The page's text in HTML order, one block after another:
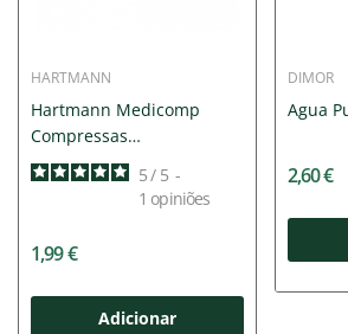
HARTMANN
Hartmann Medicomp
Compressas
Esterilizadas...
5/ 5 -
1 opiniões
1,99 €
Adicionar
DIMOR
Agua
2,60 €